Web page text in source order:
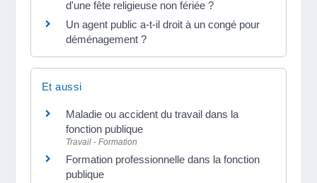
d'une fête religieuse non fériée ?
Un agent public a-t-il droit à un congé pour
déménagement ?
Et aussi
Maladie ou accident du travail dans la
fonction publique
Travail - Formation
Formation professionnelle dans la fonction
publique